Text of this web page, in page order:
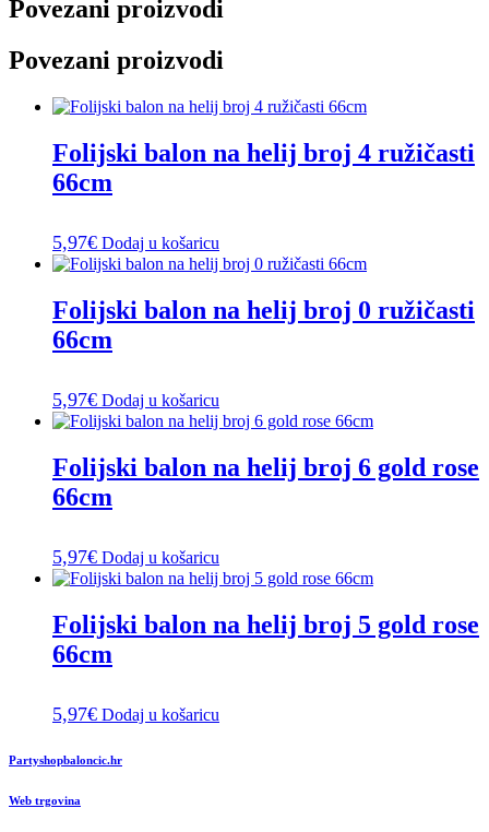
Povezani proizvodi
Povezani proizvodi
Folijski balon na helij broj 4 ružičasti
66cm
5,97€ Dodaj u košaricu
Folijski balon na helij broj 0 ružičasti
66cm
5,97€ Dodaj u košaricu
Folijski balon na helij broj 6 gold rose
66cm
5,97€ Dodaj u košaricu
Folijski balon na helij broj 5 gold rose
66cm
5,97€ Dodaj u košaricu
Partyshopbaloncic.hr
Web trgovina